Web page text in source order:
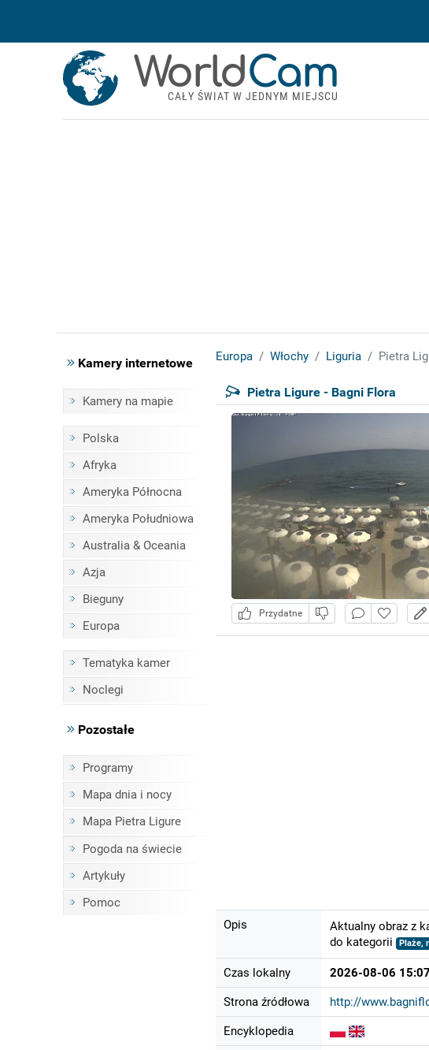
WorldCam
CAŁY ŚWIAT W JEDNYM MIEJSCU
Kamery internetowe
Kamery na mapie
Polska
Afryka
Ameryka Północna
Ameryka Południowa
Australia & Oceania
Azja
Bieguny
Europa
Tematyka kamer
Noclegi
Pozostałe
Programy
Mapa dnia i nocy
Mapa Pietra Ligure
Pogoda na świecie
Artykuły
Pomoc
Europa Włochy Liguria Pietra
Pietra Ligure - Bagni Flora
Przydatne
Opis
Aktualny obraz z
do kategorii
Plaże,
Czas lokalny 2026-08-06 15:07
Strona źródłowa http://
Encyklopedia